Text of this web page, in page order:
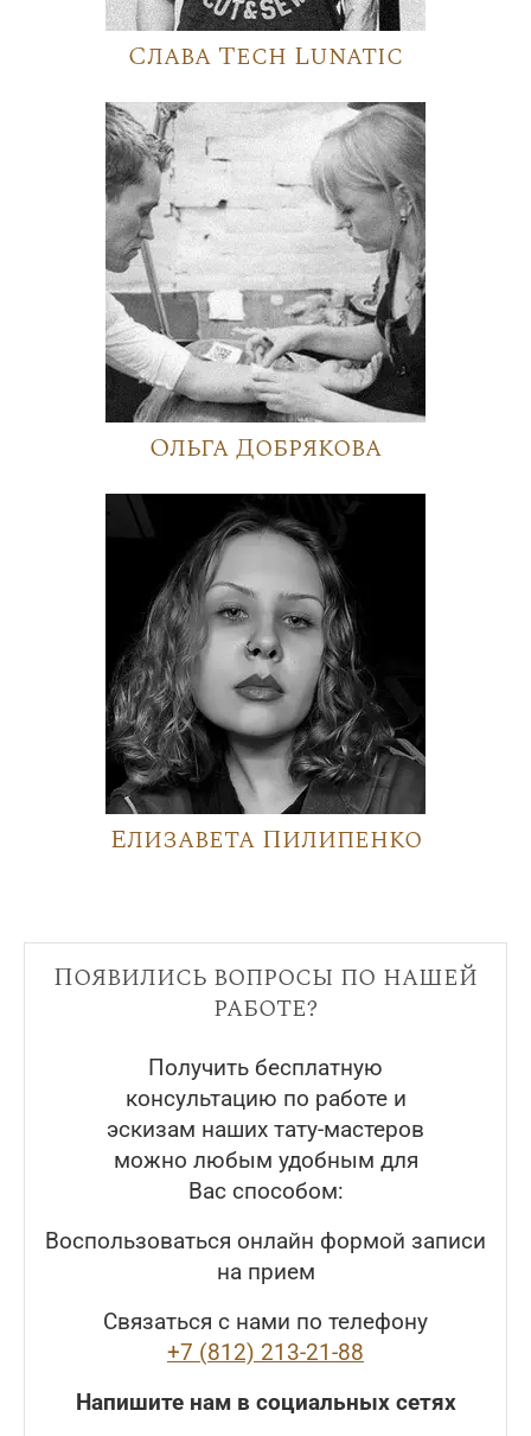
Слава Tech Lunatic
Ольга Добрякова
Елизавета Пилипенко
Появились вопросы по нашей
работе?
Получить бесплатную
консультацию по работе и
эскизам наших тату-мастеров
можно любым удобным для
Вас способом:
Воспользоваться онлайн формой записи
на прием
Связаться с нами по телефону
+7 (812) 213-21-88
Напишите нам в социальных сетях